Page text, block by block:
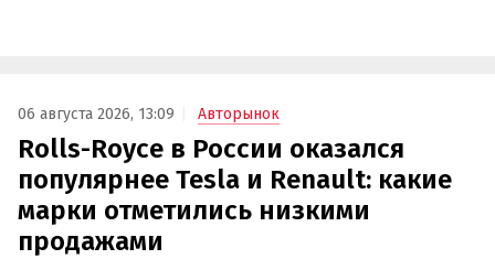
06 августа 2026, 13:09 Авторынок
Rolls-Royce в России оказался
популярнее Tesla и Renault: какие
марки отметились низкими
продажами